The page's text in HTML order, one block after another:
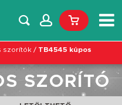
szorítók / TB4545 kúpos
SZORÍTÓ